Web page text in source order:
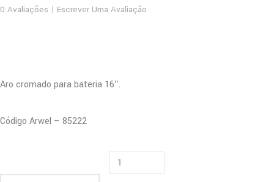
0 Avaliações Escrever Uma Avaliação
Aro cromado para bateria 16″.
Código Arwel – 85222